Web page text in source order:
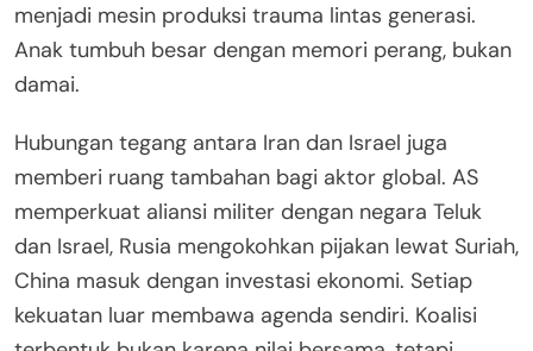
menjadi mesin produksi trauma lintas generasi.
Anak tumbuh besar dengan memori perang, bukan
damai.
Hubungan tegang antara Iran dan Israel juga
memberi ruang tambahan bagi aktor global. AS
memperkuat aliansi militer dengan negara Teluk
dan Israel, Rusia mengokohkan pijakan lewat Suriah,
China masuk dengan investasi ekonomi. Setiap
kekuatan luar membawa agenda sendiri. Koalisi